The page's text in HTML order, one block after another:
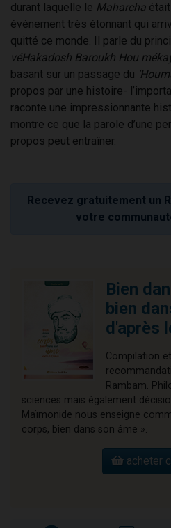
durant laquelle le Maharcha était
événement très étonnant qui
quitté ce monde. Il parle du
véHakadosh Baroukh Hou
basant sur un passage du
propos par une histoire-
raconte une impressionnante
montre ce que la parole d’une
propos peut entraîner.
Recevez gratuitement un
votre
Bien
bien
d'après
Compilation
Rambam.
sciences mais également
Maïmonide nous enseigne
corps, bien dans son âme ».
acheter